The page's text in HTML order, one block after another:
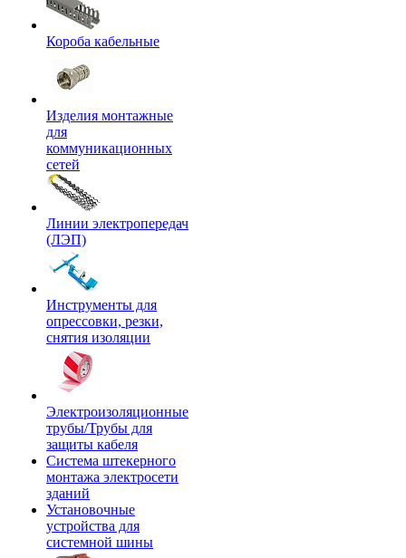
Короба кабельные
Изделия монтажные
для
коммуникационных
сетей
Линии электропередач
(ЛЭП)
Инструменты для
опрессовки, резки,
снятия изоляции
Электроизоляционные
трубы/Трубы для
защиты кабеля
Система штекерного
монтажа электросети
зданий
Установочные
устройства для
системной шины